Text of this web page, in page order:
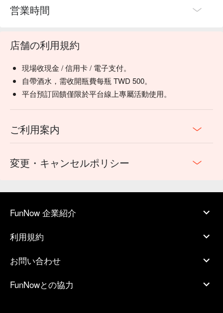
営業時間
店舗の利用規約
現場收現金 / 信用卡 / 電子支付。
自帶酒水，需收開瓶費每瓶 TWD 500。
平台預訂回饋僅限於平台線上專屬活動使用。
ご利用案内
変更・キャンセルポリシー
FunNow 企業紹介
利用規約
お問い合わせ
FunNowとの協力